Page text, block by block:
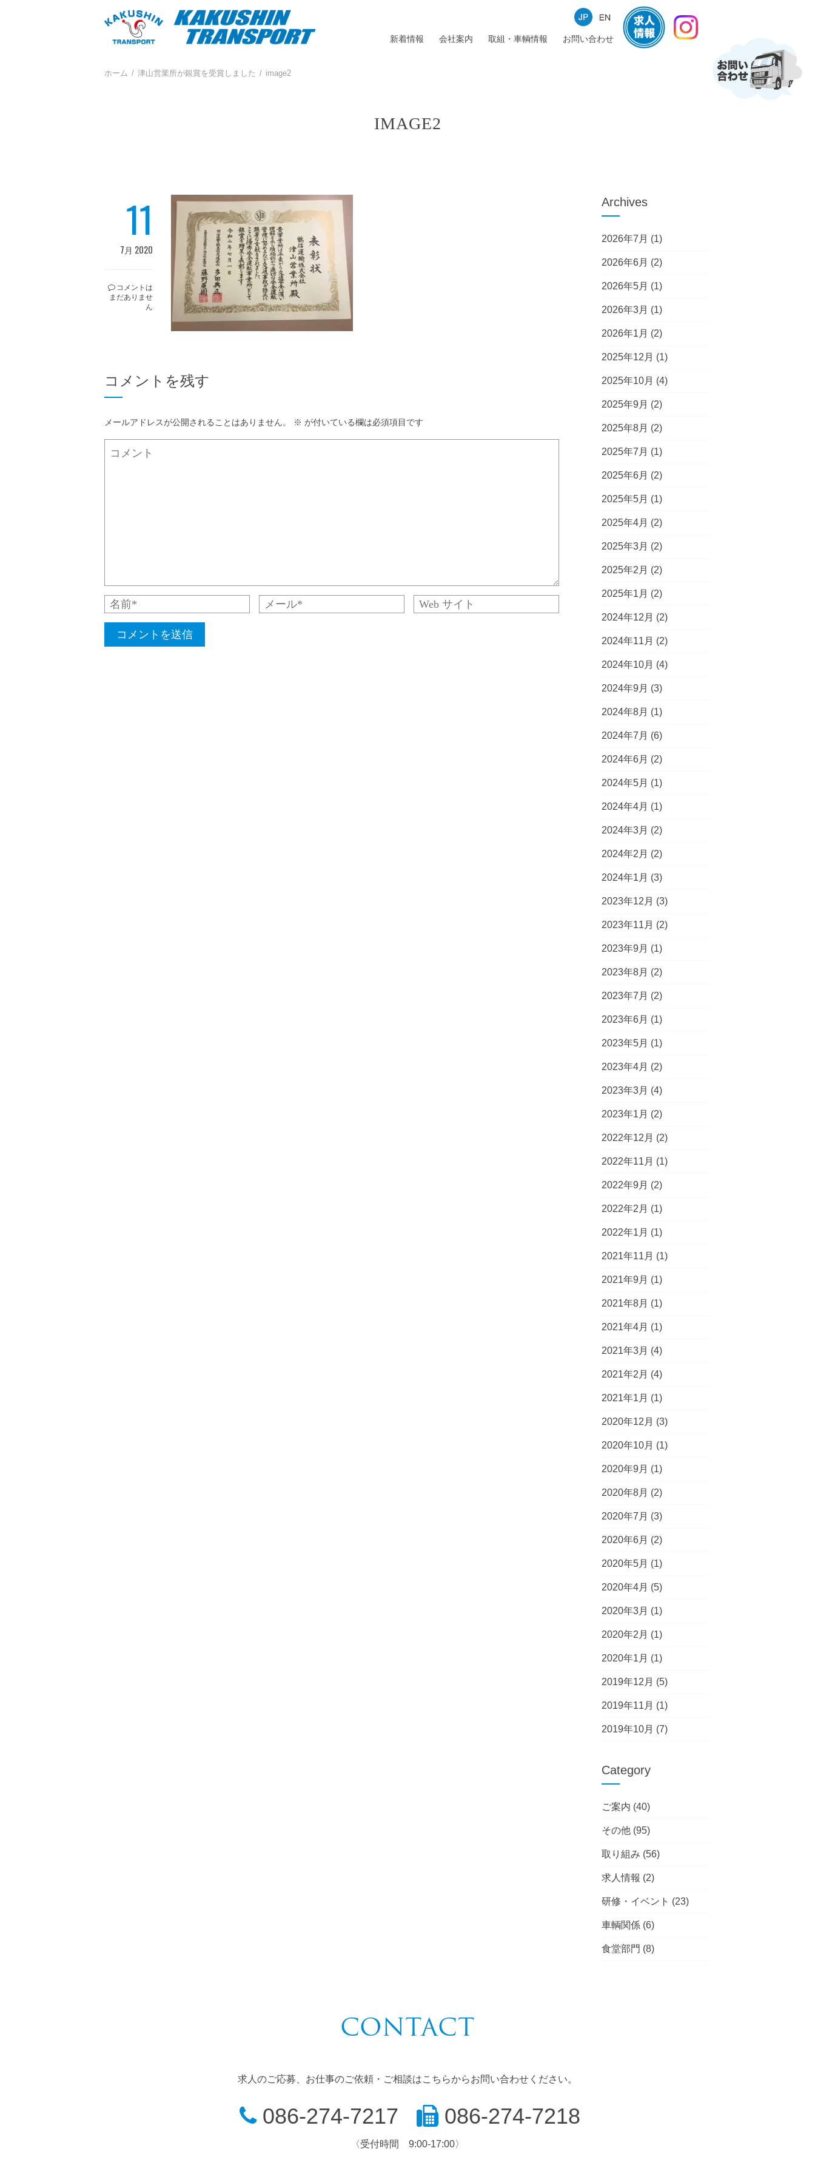
新着情報 会社案内 取組・車輌情報 お問い合わせ
ホーム 津山営業所が銀賞を受賞しました image2
IMAGE2
11
7月 2020
コメントは
まだありませ
ん
コメントを残す
メールアドレスが公開されることはありません。 ※ が付いている欄は必須項目です
Archives
2026年7月 (1)
2026年6月 (2)
2026年5月 (1)
2026年3月 (1)
2026年1月 (2)
2025年12月 (1)
2025年10月 (4)
2025年9月 (2)
2025年8月 (2)
2025年7月 (1)
2025年6月 (2)
2025年5月 (1)
2025年4月 (2)
2025年3月 (2)
2025年2月 (2)
2025年1月 (2)
2024年12月 (2)
2024年11月 (2)
2024年10月 (4)
2024年9月 (3)
2024年8月 (1)
2024年7月 (6)
2024年6月 (2)
2024年5月 (1)
2024年4月 (1)
2024年3月 (2)
2024年2月 (2)
2024年1月 (3)
2023年12月 (3)
2023年11月 (2)
2023年9月 (1)
2023年8月 (2)
2023年7月 (2)
2023年6月 (1)
2023年5月 (1)
2023年4月 (2)
2023年3月 (4)
2023年1月 (2)
2022年12月 (2)
2022年11月 (1)
2022年9月 (2)
2022年2月 (1)
2022年1月 (1)
2021年11月 (1)
2021年9月 (1)
2021年8月 (1)
2021年4月 (1)
2021年3月 (4)
2021年2月 (4)
2021年1月 (1)
2020年12月 (3)
2020年10月 (1)
2020年9月 (1)
2020年8月 (2)
2020年7月 (3)
2020年6月 (2)
2020年5月 (1)
2020年4月 (5)
2020年3月 (1)
2020年2月 (1)
2020年1月 (1)
2019年12月 (5)
2019年11月 (1)
2019年10月 (7)
Category
ご案内 (40)
その他 (95)
取り組み (56)
求人情報 (2)
研修・イベント (23)
車輌関係 (6)
食堂部門 (8)
CONTACT
求人のご応募、お仕事のご依頼・ご相談はこちらからお問い合わせください。
086-274-7217 086-274-7218
〈受付時間 9:00-17:00〉